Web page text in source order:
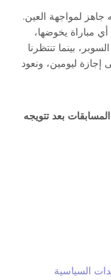
جاهز لمواجهة العين.
مباراة يخوضها،
بينما تنتظرنا
ليومين، ونعود
في كل المسابقات بعد تتويجه
السياسية